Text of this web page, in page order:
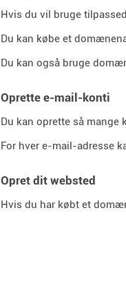
Hvis du vil bruge
Du kan købe et
Du kan også bruge
Oprette e-mail-konti
Du kan oprette så mange
For hver e-mail-adresse
Opret dit websted
Hvis du har købt et